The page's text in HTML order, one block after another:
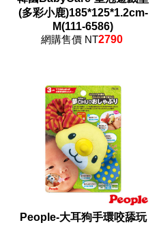
(多彩小鹿)185*125*1.2cm-
M(111-6586)
網購售價 NT2790
People-大耳狗手環咬舔玩